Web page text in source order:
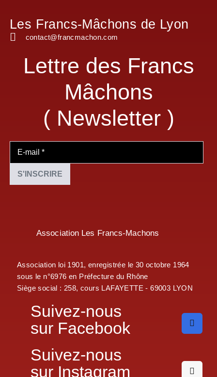
Les Francs-Mâchons de Lyon
contact@francmachon.com
Lettre des Francs
Mâchons
( Newsletter )
Association Les Francs-Machons
Association loi 1901, enregistrée le 30 octobre 1964
sous le n°6976 en Préfecture du Rhône
Siège social : 258, cours LAFAYETTE - 69003 LYON
Suivez-nous
sur Facebook
Suivez-nous
sur Instagram